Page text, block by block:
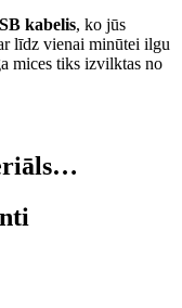
kabelis, ko jūs
līdz vienai minūtei ilgu
mices tiks izvilktas no